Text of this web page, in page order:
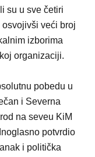
su u sve četiri
veći broj
izborima
organizaciji.
pobedu u
i Severna
na seveu KiM
potvrdio
i politička